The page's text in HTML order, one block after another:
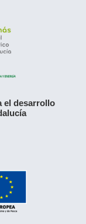
el desarrollo